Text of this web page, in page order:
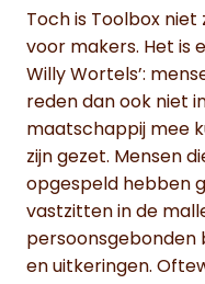
Toch is Toolbox
voor makers. Het is
Willy Wortels’:
reden dan ook niet
maatschappij mee
zijn gezet. Mensen
opgespeld hebben
vastzitten in de
persoonsgebonden
en uitkeringen.